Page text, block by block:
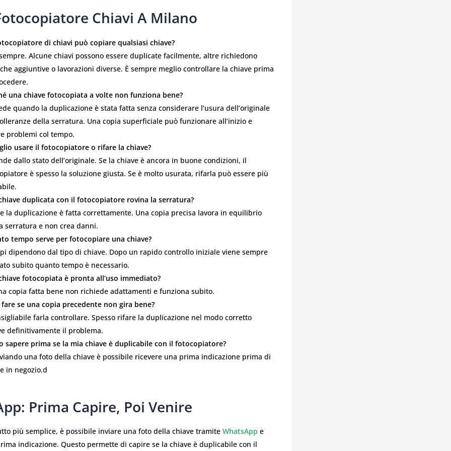
Chiavi A Milano
di chiavi può copiare qualsiasi chiave?
Alcune chiavi possono essere duplicate facilmente, altre richiedono
aggiuntive o lavorazioni diverse. È sempre meglio controllare la chiave prima
una chiave fotocopiata a volte non funziona bene?
quando la duplicazione è stata fatta senza considerare l’usura dell’originale
della serratura. Una copia superficiale può funzionare all’inizio e
problemi col tempo.
usare il fotocopiatore o rifare la chiave?
dallo stato dell’originale. Se la chiave è ancora in buone condizioni, il
è spesso la soluzione giusta. Se è molto usurata, rifarla può essere più
duplicata con il fotocopiatore rovina la serratura?
la duplicazione è fatta correttamente. Una copia precisa lavora in equilibrio
serratura e non crea danni.
tempo serve per fotocopiare una chiave?
dipendono dal tipo di chiave. Dopo un rapido controllo iniziale viene sempre
subito quanto tempo è necessario.
fotocopiata è pronta all’uso immediato?
copia fatta bene non richiede adattamenti e funziona subito.
fare se una copia precedente non gira bene?
farla controllare. Spesso rifare la duplicazione nel modo corretto
definitivamente il problema.
sapere prima se la mia chiave è duplicabile con il fotocopiatore?
una foto della chiave è possibile ricevere una prima indicazione prima di
in negozio.d
Prima Capire, Poi Venire
più semplice, è possibile inviare una foto della chiave tramite WhatsApp e
indicazione. Questo permette di capire se la chiave è duplicabile con il